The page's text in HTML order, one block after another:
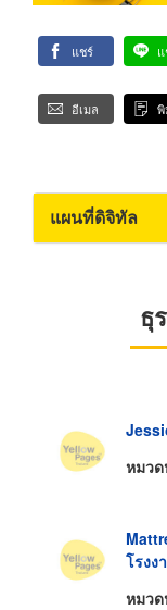
แชร์
อีเมล
แผนที่ดิจิทัล
ธุ
หมว
โรง
หมว